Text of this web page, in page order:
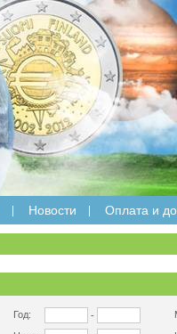
Новости Оплата и
Год: -